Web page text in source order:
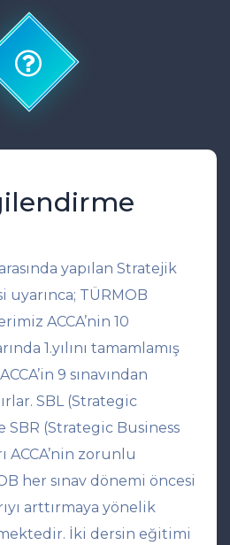
yapılan Stratejik
uyarınca; TÜRMOB
ACCA’nin 10
1.yılını tamamlamış
9 sınavından
SBL (Strategic
SBR (Strategic Business
ACCA’nin zorunlu
her sınav dönemi öncesi
arttırmaya yönelik
İki dersin eğitimi